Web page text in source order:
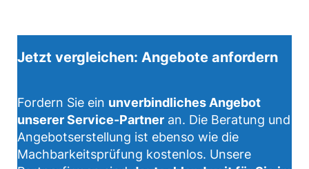
Jetzt vergleichen: Angebote anfordern
Fordern Sie ein unverbindliches Angebot
unserer Service-Partner an. Die Beratung und
Angebotserstellung ist ebenso wie die
Machbarkeitsprüfung kostenlos. Unsere